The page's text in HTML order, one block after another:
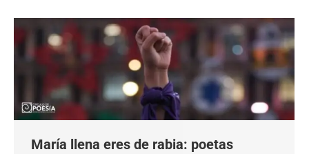
María llena eres de rabia: poetas